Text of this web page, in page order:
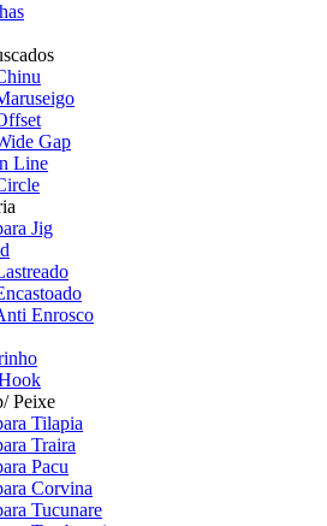
Gap
Line
Jig
Enrosco
Peixe
Tilapia
Traira
Pacu
Corvina
Tucunare